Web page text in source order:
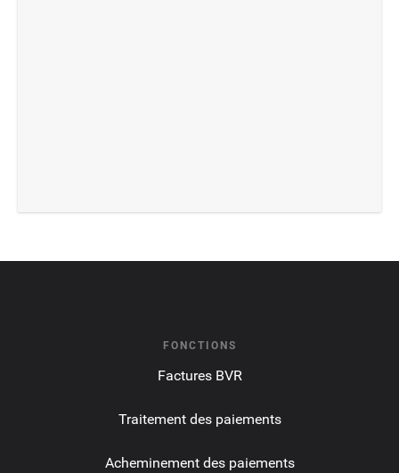
FONCTIONS
Factures BVR
Traitement des paiements
Acheminement des paiements